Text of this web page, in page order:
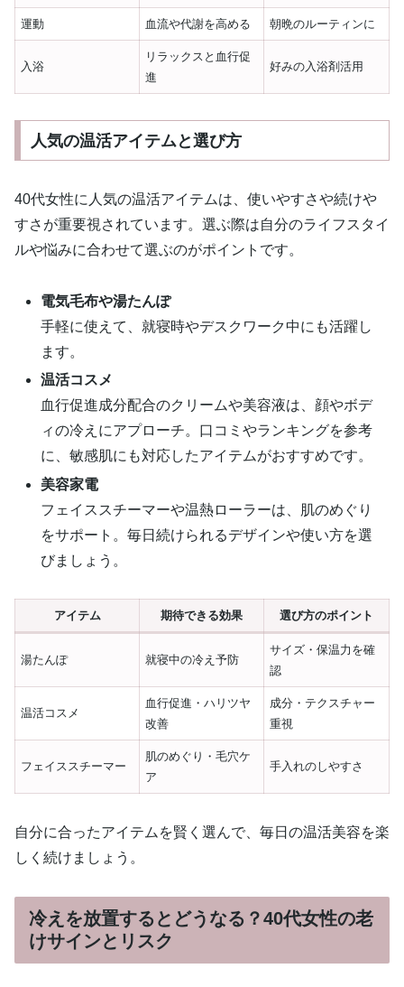
運動 血流や代謝を高める 朝晩のルーティンに
入浴
リラックスと血行促
進
好みの入浴剤活用
人気の温活アイテムと選び方
40代女性に人気の温活アイテムは、使いやすさや続けや
すさが重要視されています。選ぶ際は自分のライフスタイ
ルや悩みに合わせて選ぶのがポイントです。
電気毛布や湯たんぽ
手軽に使えて、就寝時やデスクワーク中にも活躍し
ます。
温活コスメ
血行促進成分配合のクリームや美容液は、顔やボデ
ィの冷えにアプローチ。口コミやランキングを参考
に、敏感肌にも対応したアイテムがおすすめです。
美容家電
フェイススチーマーや温熱ローラーは、肌のめぐり
をサポート。毎日続けられるデザインや使い方を選
びましょう。
アイテム 期待できる効果 選び方のポイント
湯たんぽ 就寝中の冷え予防
サイズ・保温力を確
認
温活コスメ
血行促進・ハリツヤ
改善
成分・テクスチャー
重視
フェイススチーマー
肌のめぐり・毛穴ケ
ア
手入れのしやすさ
自分に合ったアイテムを賢く選んで、毎日の温活美容を楽
しく続けましょう。
冷えを放置するとどうなる？40代女性の老
けサインとリスク